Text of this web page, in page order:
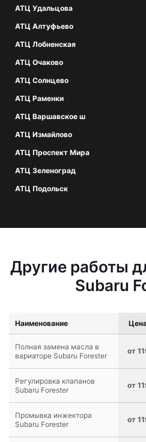
АТЦ Удальцова
АТЦ Алтуфьево
АТЦ Лобненская
АТЦ Очаково
АТЦ Солнцево
АТЦ Раменки
АТЦ Варшавское ш
АТЦ Измайлово
АТЦ Проспект Мира
АТЦ Зеленоград
АТЦ Подольск
Другие работы
Subaru
Наименование
Полная замена масла в
вариаторе Subaru Forester
от
Регулировка клапанов
Subaru Forester
от
Промывка инжектора
Subaru Forester
от